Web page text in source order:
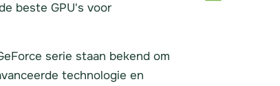
beste GPU's voor
serie staan bekend om
technologie en